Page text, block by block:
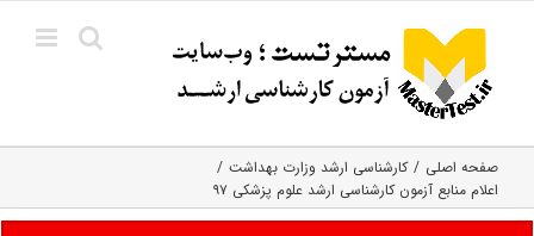
content
صفحه اصلی
کارشناسی ارشد وزارت بهداشت
اعلام منابع آزمون کارشناسی ارشد علوم پزشکی ۹۷